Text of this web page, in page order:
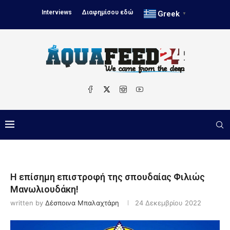
Interviews Διαφημίσου εδώ Greek ▼
Η επίσημη επιστροφή της σπουδαίας Φιλιώς
Μανωλιουδάκη!
written by Δέσποινα Μπαλαχτάρη 24 Δεκεμβρίου 2022